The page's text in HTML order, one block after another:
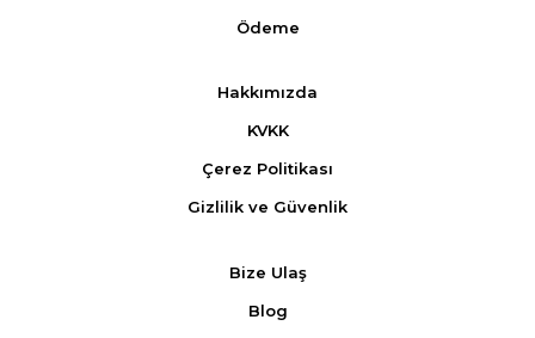
Ödeme
Hakkımızda
KVKK
Çerez Politikası
Gizlilik ve Güvenlik
Bize Ulaş
Blog